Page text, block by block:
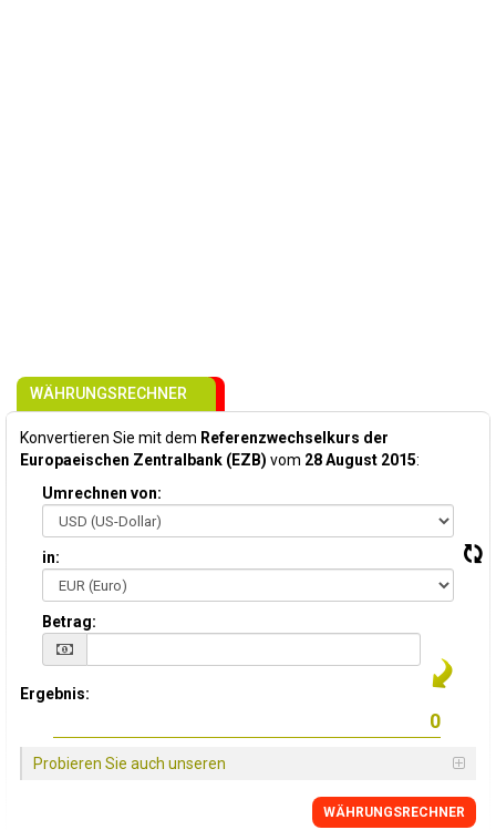
WÄHRUNGSRECHNER
Konvertieren Sie mit dem Referenzwechselkurs der
Europaeischen Zentralbank (EZB) vom 28 August 2015:
Umrechnen von:
in:
Betrag:
Ergebnis:
Probieren Sie auch unseren
WÄHRUNGSRECHNER